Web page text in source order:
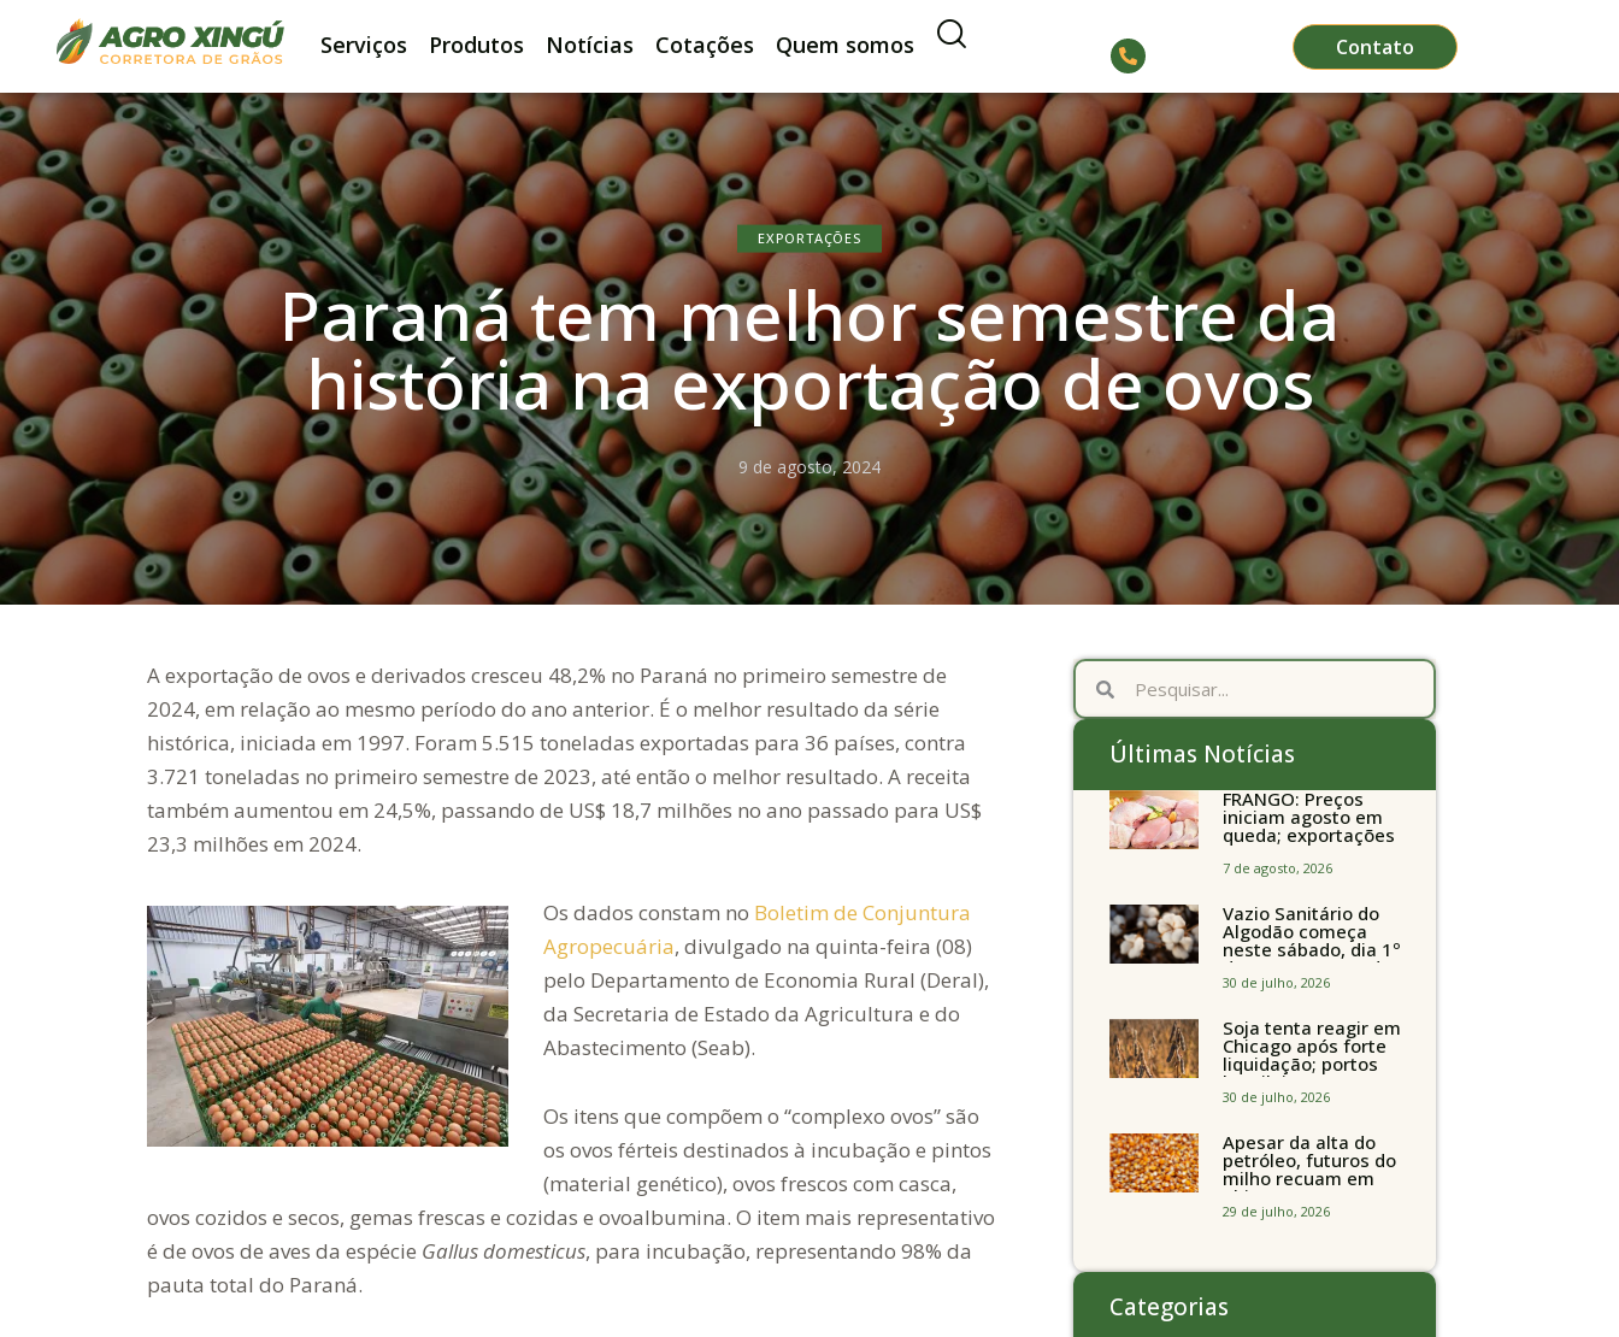
Serviços Produtos Notícias Cotações Quem somos Contato
EXPORTAÇÕES
Paraná tem melhor semestre da
história na exportação de ovos
9 de agosto, 2024
A exportação de ovos e derivados cresceu 48,2% no Paraná no primeiro semestre de
2024, em relação ao mesmo período do ano anterior. É o melhor resultado da série
histórica, iniciada em 1997. Foram 5.515 toneladas exportadas para 36 países, contra
3.721 toneladas no primeiro semestre de 2023, até então o melhor resultado. A receita
também aumentou em 24,5%, passando de US$ 18,7 milhões no ano passado para US$
23,3 milhões em 2024.
Os dados constam no Boletim de Conjuntura
Agropecuária, divulgado na quinta-feira (08)
pelo Departamento de Economia Rural (Deral),
da Secretaria de Estado da Agricultura e do
Abastecimento (Seab).
Os itens que compõem o “complexo ovos” são
os ovos férteis destinados à incubação e pintos
(material genético), ovos frescos com casca,
ovos cozidos e secos, gemas frescas e cozidas e ovoalbumina. O item mais representativo
é de ovos de aves da espécie Gallus domesticus, para incubação, representando 98% da
pauta total do Paraná.
Últimas Notícias
FRANGO: Preços
iniciam agosto em
queda; exportações
avançam
7 de agosto, 2026
Vazio Sanitário do
Algodão começa
neste sábado, dia 1º
de agosto, em todo
o Estado de São
30 de julho, 2026
Soja tenta reagir em
Chicago após forte
liquidação; portos
brasileiros seguem
perto de R$ 150/sc
30 de julho, 2026
Apesar da alta do
petróleo, futuros do
milho recuam em
Chicago
acompanhando a
29 de julho, 2026
Categorias